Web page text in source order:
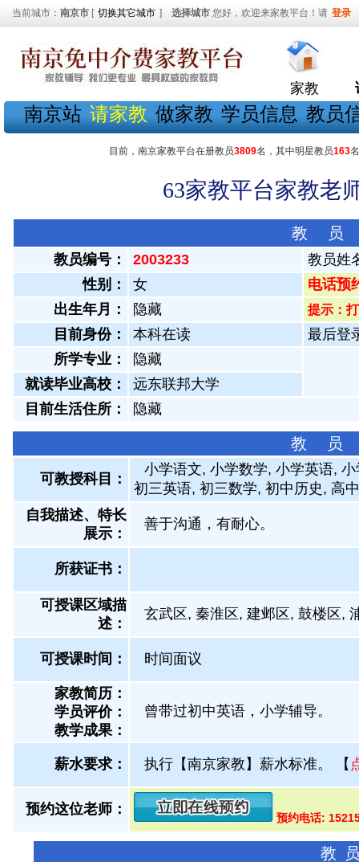
当前城市： 南京市 [ 切换其它城市 ] 选择城市 您好，欢迎来家教平台！请 登录
家教
南京站 请家教 做家教 学员信息 教员
目前，南京家教平台在册教员3809名，其中明星教员163
63家教平台家教老
教 员
教员编号： 2003233
教员姓
性别：
女
电话预
出生年月：
隐藏 提示：
目前身份： 本科在读
最后登
所学专业：
隐藏
就读毕业高校：
远东联邦大学
目前生活住所：
隐藏
教 员
可教授科目：
小学语文, 小学数学, 小学英语,
初三英语, 初三数学, 初中历史, 高
自我描述、特长
展示 ：
善于沟通，有耐心。
所获证书 ：
可授课区域描
述：
玄武区, 秦淮区, 建邺区, 鼓楼区,
可授课时间： 时间面议
家教简历：
学员评价：
教学成果：
曾带过初中英语，小学辅导。
薪水要求： 执行【南京家教】薪水标准。 【
预约这位老师：
预约电话:
教